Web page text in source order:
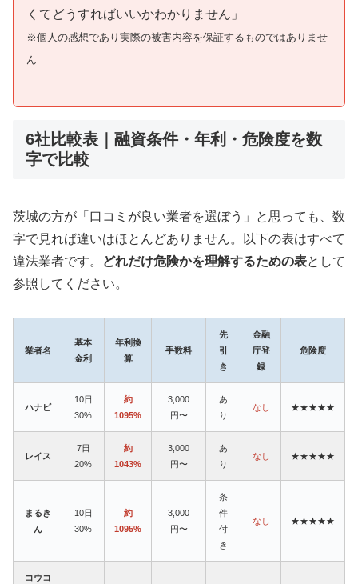
くてどうすればいいかわかりません」
※個人の感想であり実際の被害内容を保証するものではありませ
ん
6社比較表｜融資条件・年利・危険度を数
字で比較
茨城の方が「口コミが良い業者を選ぼう」と思っても、数
字で見れば違いはほとんどありません。以下の表はすべて
違法業者です。
どれだけ危険かを理解するための表として
参照してください。
業者名
基本
金利
年利換
算
手数料
先
引
き
金融
庁登
録
危険度
ハナビ
10日
30%
約
1095%
3,000
円〜
あ
り
なし ★★★★★
レイス
7日
20%
約
1043%
3,000
円〜
あ
り
なし ★★★★★
まるき
ん
10日
30%
約
1095%
3,000
円〜
条
件
付
き
なし ★★★★★
コウコ